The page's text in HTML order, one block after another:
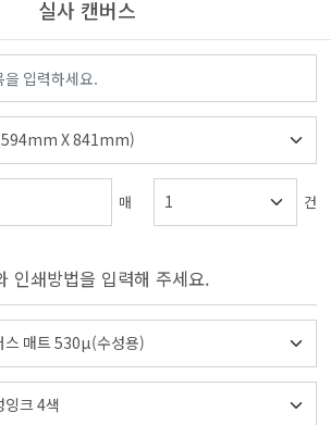
실사 캔버스
매 건
인쇄방법을 입력해 주세요.